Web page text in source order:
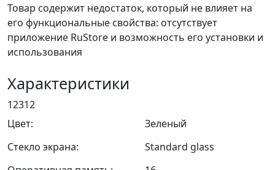
Товар содержит недостаток, который не влияет на
его функциональные свойства: отсутствует
приложение RuStore и возможность его установки и
использования
Характеристики
12312
Цвет:
Зеленый
Стекло экрана:
Standard glass